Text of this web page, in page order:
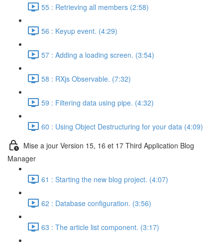
55 : Retrieving all members (2:58)
56 : Keyup event. (4:29)
57 : Adding a loading screen. (3:54)
58 : RXjs Observable. (7:32)
59 : Filtering data using pipe. (4:32)
60 : Using Object Destructuring for your data (4:09)
Mise a jour Version 15, 16 et 17 Third Application Blog
Manager
61 : Starting the new blog project. (4:07)
62 : Database configuration. (3:56)
63 : The article list component. (3:17)